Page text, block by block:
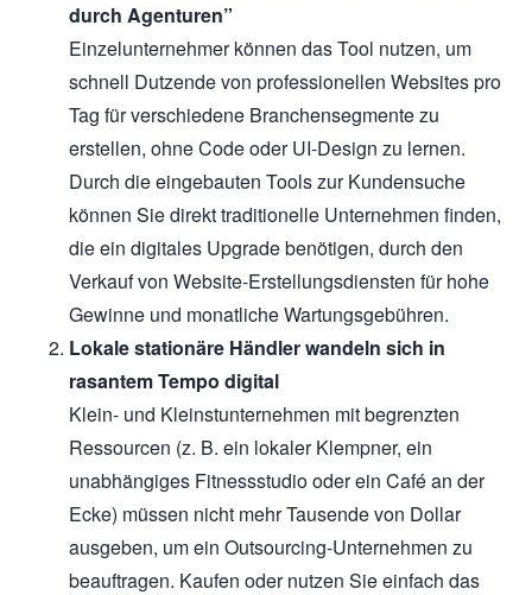
durch Agenturen”
Einzelunternehmer können das Tool nutzen, um
schnell Dutzende von professionellen Websites pro
Tag für verschiedene Branchensegmente zu
erstellen, ohne Code oder UI-Design zu lernen.
Durch die eingebauten Tools zur Kundensuche
können Sie direkt traditionelle Unternehmen finden,
die ein digitales Upgrade benötigen, durch den
Verkauf von Website-Erstellungsdiensten für hohe
Gewinne und monatliche Wartungsgebühren.
Lokale stationäre Händler wandeln sich in
rasantem Tempo digital
Klein- und Kleinstunternehmen mit begrenzten
Ressourcen (z. B. ein lokaler Klempner, ein
unabhängiges Fitnessstudio oder ein Café an der
Ecke) müssen nicht mehr Tausende von Dollar
ausgeben, um ein Outsourcing-Unternehmen zu
beauftragen. Kaufen oder nutzen Sie einfach das